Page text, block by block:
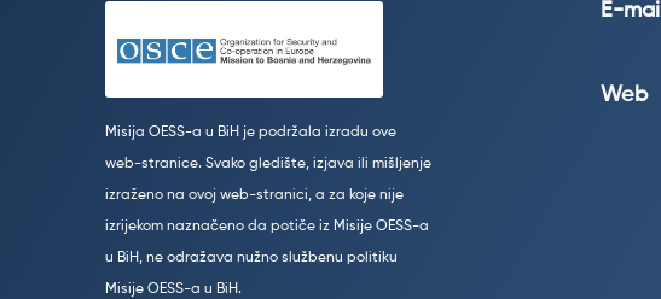
Misija OESS-a u BiH je podržala izradu ove
web-stranice. Svako gledište, izjava ili mišljenje
izraženo na ovoj web-stranici, a za koje nije
izrijekom naznačeno da potiče iz Misije OESS-a
u BiH, ne odražava nužno službenu politiku
Misije OESS-a u BiH.
E-mail
Web